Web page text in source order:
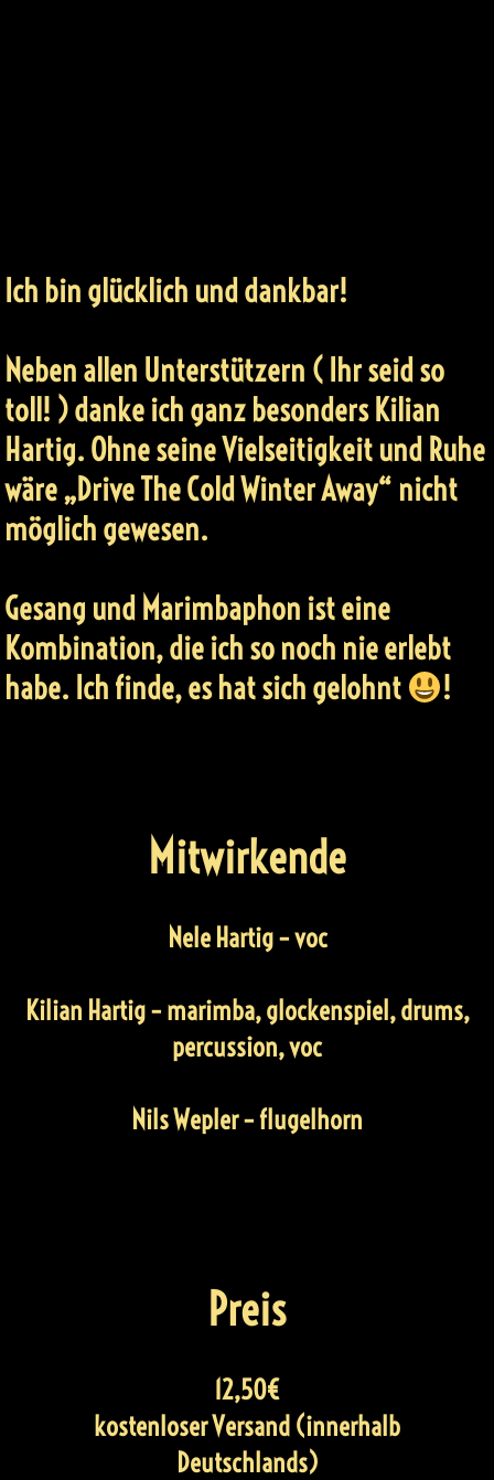
Ich bin glücklich und dankbar!
Neben allen Unterstützern ( Ihr seid so
toll! ) danke ich ganz besonders Kilian
Hartig. Ohne seine Vielseitigkeit und Ruhe
wäre „Drive The Cold Winter Away“ nicht
möglich gewesen.
Gesang und Marimbaphon ist eine
Kombination, die ich so noch nie erlebt
habe. Ich finde, es hat sich gelohnt
!
Mitwirkende
Nele Hartig– voc
Kilian Hartig– marimba, glockenspiel, drums,
percussion, voc
Nils Wepler– flugelhorn
Preis
12,50€
kostenloser Versand (innerhalb
Deutschlands)